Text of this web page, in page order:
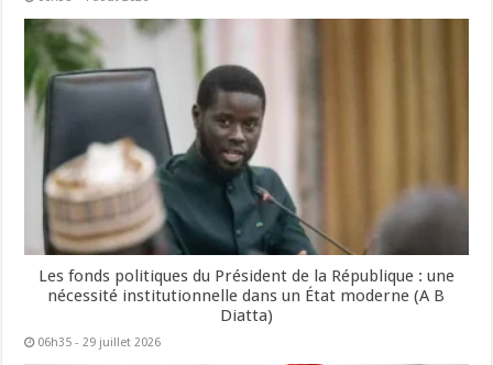
Les fonds politiques du Président de la République : une
nécessité institutionnelle dans un État moderne (A B
Diatta)
06h35 - 29 juillet 2026